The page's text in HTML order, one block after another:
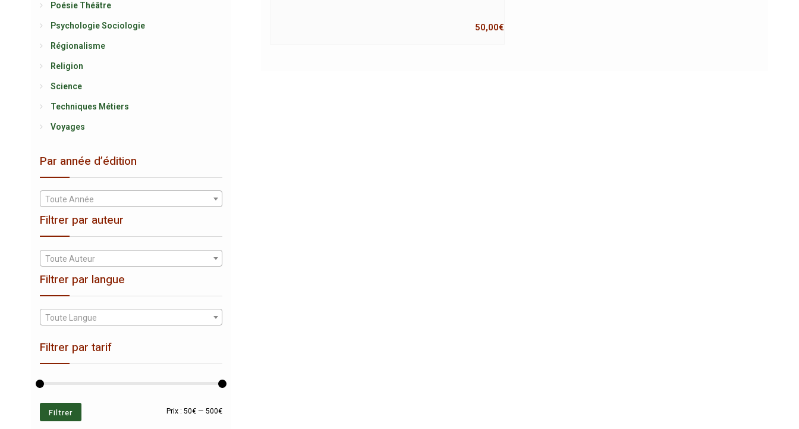
50,00€
Poésie Théâtre
Psychologie Sociologie
Régionalisme
Religion
Science
Techniques Métiers
Voyages
Par année d’édition
Toute Année
Filtrer par auteur
Toute Auteur
Filtrer par langue
Toute Langue
Filtrer par tarif
Prix
Prix
Filtrer Prix : 50€ — 500€